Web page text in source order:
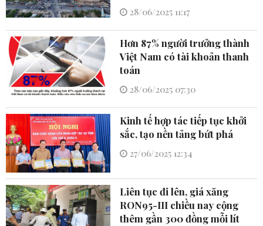
28/06/2025 11:17
Hơn 87% người trưởng thành
Việt Nam có tài khoản thanh
toán
28/06/2025 07:30
Kinh tế hợp tác tiếp tục khởi
sắc, tạo nền tảng bứt phá
27/06/2025 12:34
Liên tục đi lên, giá xăng
RON95-III chiều nay cộng
thêm gần 300 đồng mỗi lít